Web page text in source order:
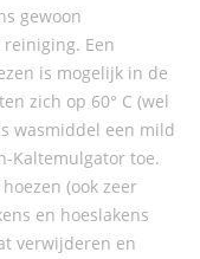
gewoon
Een
is mogelijk in de
zich op 60° C (wel
wasmiddel een mild
Kaltemulgator toe.
(ook zeer
en hoeslakens
verwijderen en